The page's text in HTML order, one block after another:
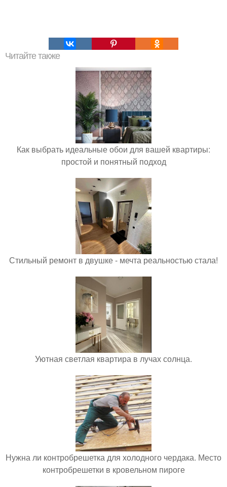
Читайте также
Как выбрать идеальные обои для вашей квартиры:
простой и понятный подход
Стильный ремонт в двушке - мечта реальностью стала!
Уютная светлая квартира в лучах солнца.
Нужна ли контробрешетка для холодного чердака. Место
контробрешетки в кровельном пироге